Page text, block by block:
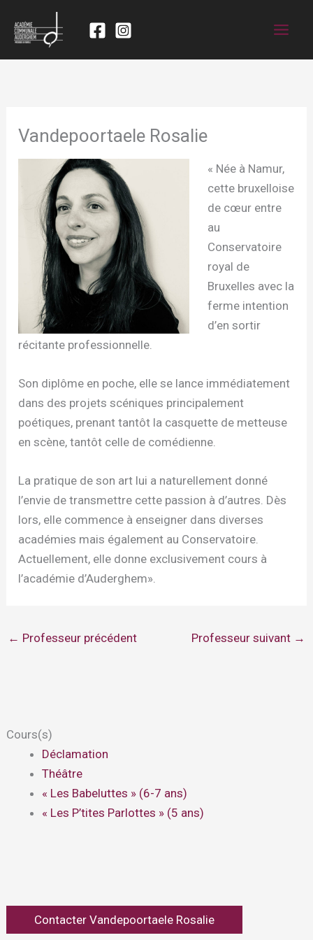
Vandepoortaele Rosalie
« Née à Namur,
cette bruxelloise
de cœur entre
au
Conservatoire
royal de
Bruxelles avec la
ferme intention
d’en sortir
récitante professionnelle.
Son diplôme en poche, elle se lance immédiatement
dans des projets scéniques principalement
poétiques, prenant tantôt la casquette de metteuse
en scène, tantôt celle de comédienne.
La pratique de son art lui a naturellement donné
l’envie de transmettre cette passion à d’autres. Dès
lors, elle commence à enseigner dans diverses
académies mais également au Conservatoire.
Actuellement, elle donne exclusivement cours à
l’académie d’Auderghem».
← Professeur précédent Professeur suivant →
Cours(s)
Déclamation
Théâtre
« Les Babeluttes » (6-7 ans)
« Les P’tites Parlottes » (5 ans)
Contacter Vandepoortaele Rosalie